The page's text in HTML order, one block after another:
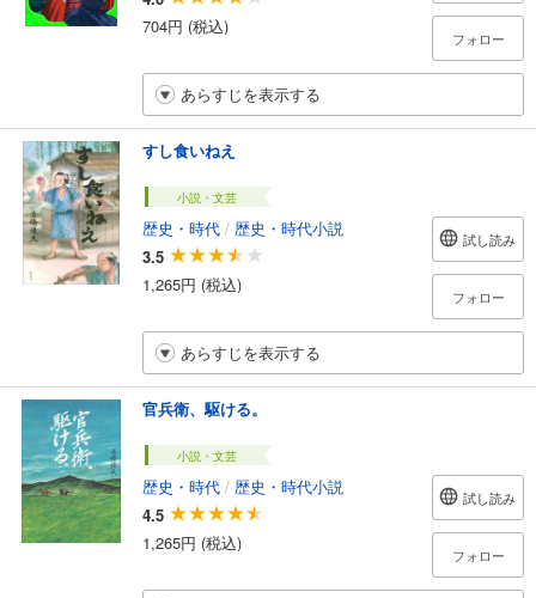
704円 (税込)
フォロー
あらすじを表示する
すし食いねえ
小説・文芸
歴史・時代 / 歴史・時代小説
3.5
1,265円 (税込)
試し読み
フォロー
あらすじを表示する
官兵衛、駆ける。
小説・文芸
歴史・時代 / 歴史・時代小説
4.5
1,265円 (税込)
試し読み
フォロー